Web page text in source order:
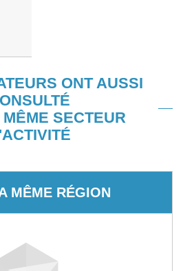
ONT AUSSI
SECTEUR
MÊME RÉGION